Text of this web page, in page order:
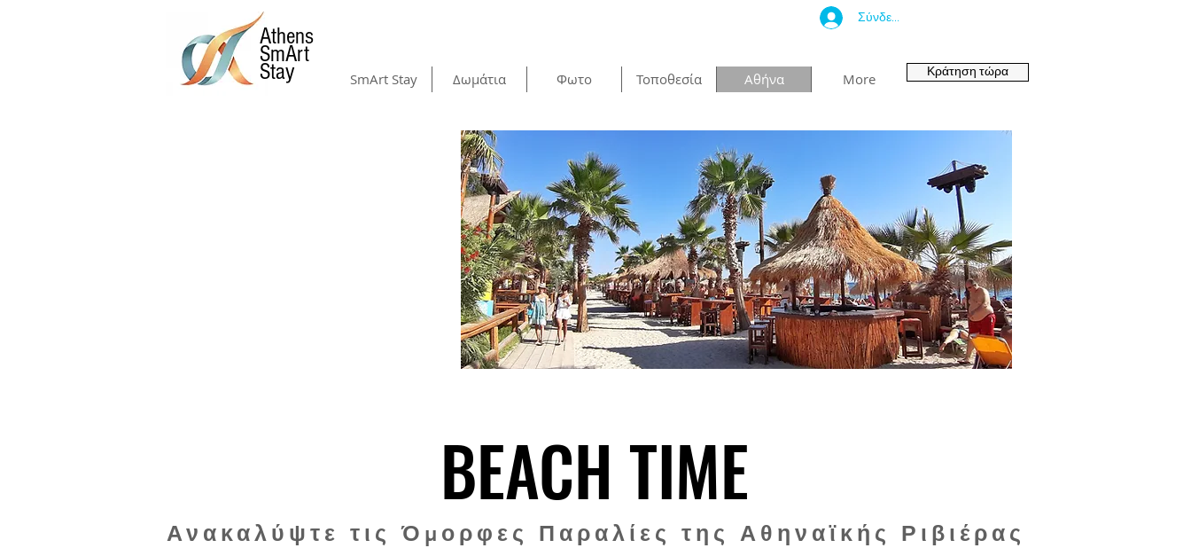
Σύνδεση
SmArt Stay Δωμάτια Φωτο Τοποθεσία Αθήνα More Κράτηση τώρα
Athens
SmArt
Stay
BEACH TIME
BEACH TIME
Ανακαλύψτε τις Όμορφες Παραλίες της Αθηναϊκής Ριβιέρας